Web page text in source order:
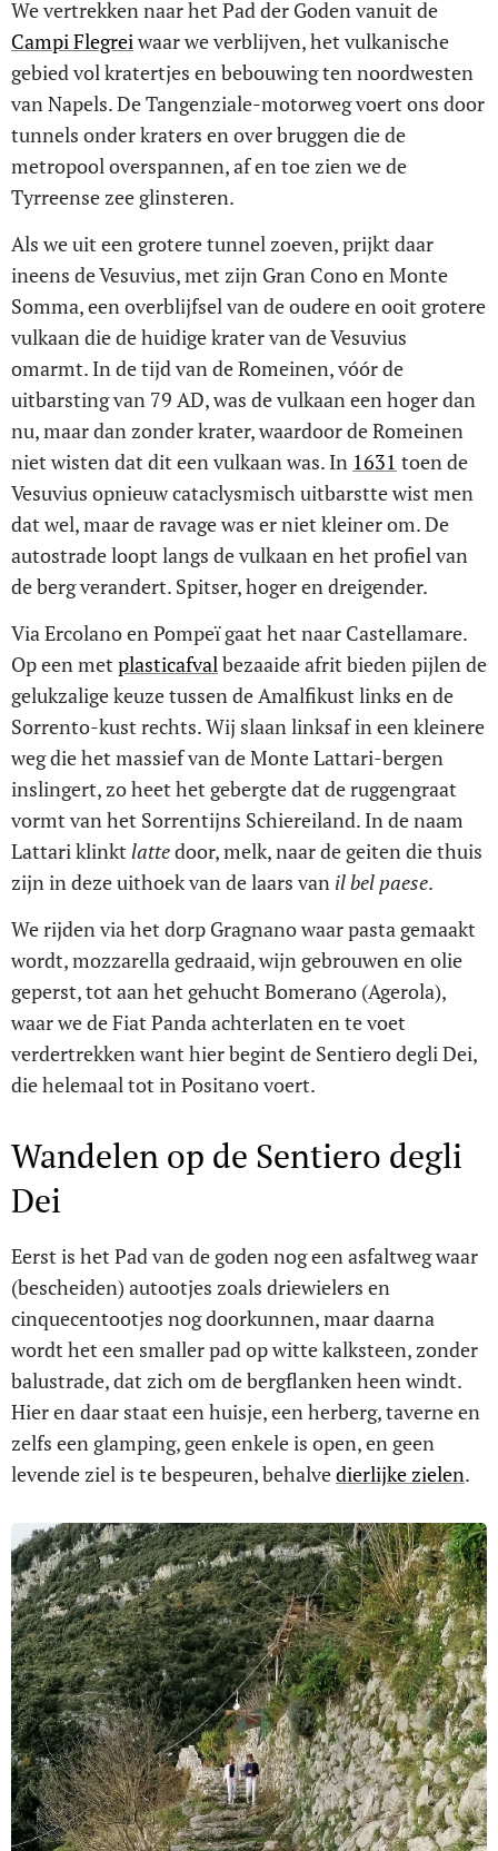
We vertrekken naar het Pad der Goden vanuit de
Campi Flegreiwaar we verblijven, het vulkanische
gebied vol kratertjes en bebouwing ten noordwesten
van Napels. De Tangenziale-motorweg voert ons door
tunnels onder kraters en over bruggen die de
metropool overspannen, af en toe zien we de
Tyrreense zee glinsteren.
Als we uit een grotere tunnel zoeven, prijkt daar
ineens de Vesuvius, met zijn Gran Cono en Monte
Somma, een overblijfsel van de oudere en ooit grotere
vulkaan die de huidige krater van de Vesuvius
omarmt. In de tijd van de Romeinen, vóór de
uitbarsting van 79 AD, was de vulkaan een hoger dan
nu, maar dan zonder krater, waardoor de Romeinen
niet wisten dat dit een vulkaan was. In 1631 toen de
Vesuvius opnieuw cataclysmisch uitbarstte wist men
dat wel, maar de ravage was er niet kleiner om. De
autostrade loopt langs de vulkaan en het profiel van
de berg verandert. Spitser, hoger en dreigender.
Via Ercolano en Pompeï gaat het naar Castellamare.
Op een met plasticafvalbezaaide afrit bieden pijlen de
gelukzalige keuze tussen de Amalfikust links en de
Sorrento-kust rechts. Wij slaan linksaf in een kleinere
weg die het massief van de Monte Lattari-bergen
inslingert, zo heet het gebergte dat de ruggengraat
vormt van het Sorrentijns Schiereiland. In de naam
Lattari klinkt lattedoor, melk, naar de geiten die thuis
zijn in deze uithoek van de laars van il bel paese.
We rijden via het dorp Gragnano waar pasta gemaakt
wordt, mozzarella gedraaid, wijn gebrouwen en olie
geperst, tot aan het gehucht Bomerano (Agerola),
waar we de Fiat Panda achterlaten en te voet
verdertrekken want hier begint de Sentiero degli Dei,
die helemaal tot in Positano voert.
Wandelen op de Sentiero degli
Dei
Eerst is het Pad van de goden nog een asfaltweg waar
(bescheiden) autootjes zoals driewielers en
cinquecentootjes nog doorkunnen, maar daarna
wordt het een smaller pad op witte kalksteen, zonder
balustrade, dat zich om de bergflanken heen windt.
Hier en daar staat een huisje, een herberg, taverne en
zelfs een glamping, geen enkele is open, en geen
levende ziel is te bespeuren, behalvedierlijke zielen.